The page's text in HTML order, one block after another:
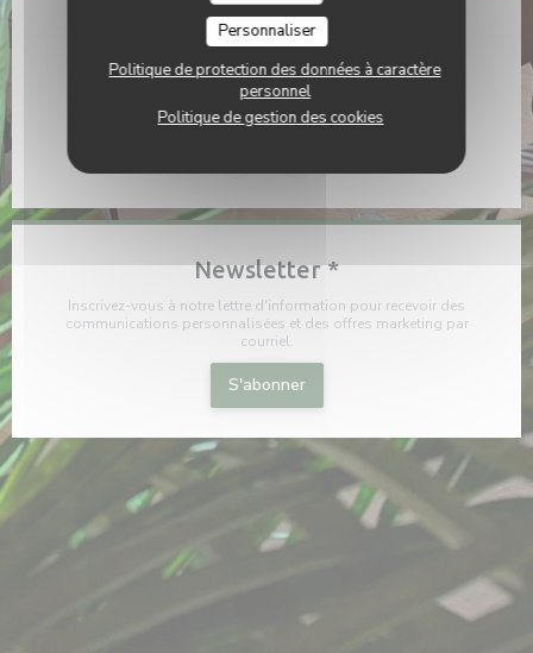
Personnaliser
Politique de protection des données à caractère
personnel
Politique de gestion des cookies
Adresse
15 Quai du Général Sarrail 69006 Lyon ((ouvre une
04 78 60 14 37
Facebook ((ouvre une nouvelle
Instagram ((ouvre une
Newsletter*
Inscrivez-vous à notre lettre d'information pour recevoir des
communications personnalisées et des offres marketing par
courriel.
S'abonner